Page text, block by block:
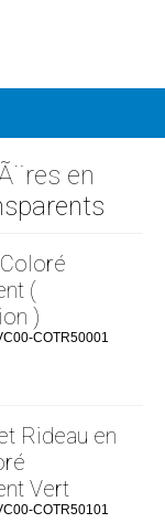
en
(
)
COTR50001
Rideau en
Vert
COTR50101